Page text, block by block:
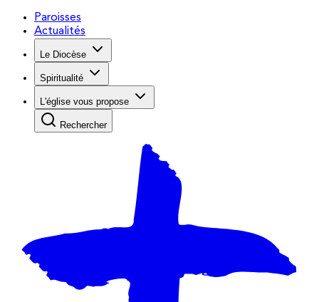
Paroisses
Actualités
Le Diocèse
Spiritualité
L'église vous propose
Rechercher